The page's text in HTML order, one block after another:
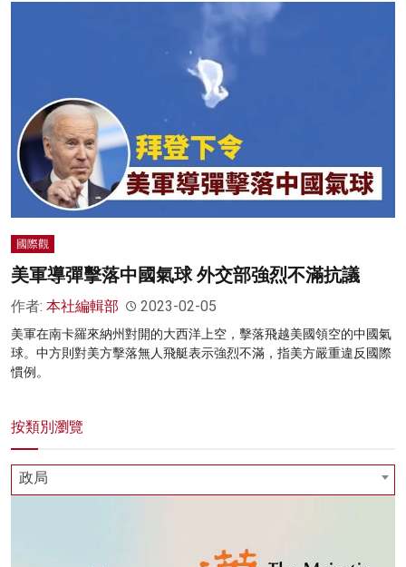
國際觀
美軍導彈擊落中國氣球 外交部強烈不滿抗議
作者: 本社編輯部 2023-02-05
美軍在南卡羅來納州對開的大西洋上空，擊落飛越美國領空的中國氣
球。中方則對美方擊落無人飛艇表示強烈不滿，指美方嚴重違反國際
慣例。
按類別瀏覽
政局